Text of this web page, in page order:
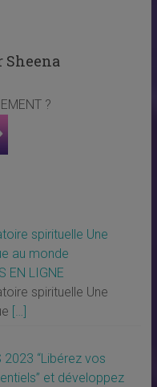
Sheena
?
spirituelle Une
au monde
EN LIGNE
spirituelle Une
[…]
2023 “Libérez vos
et développez